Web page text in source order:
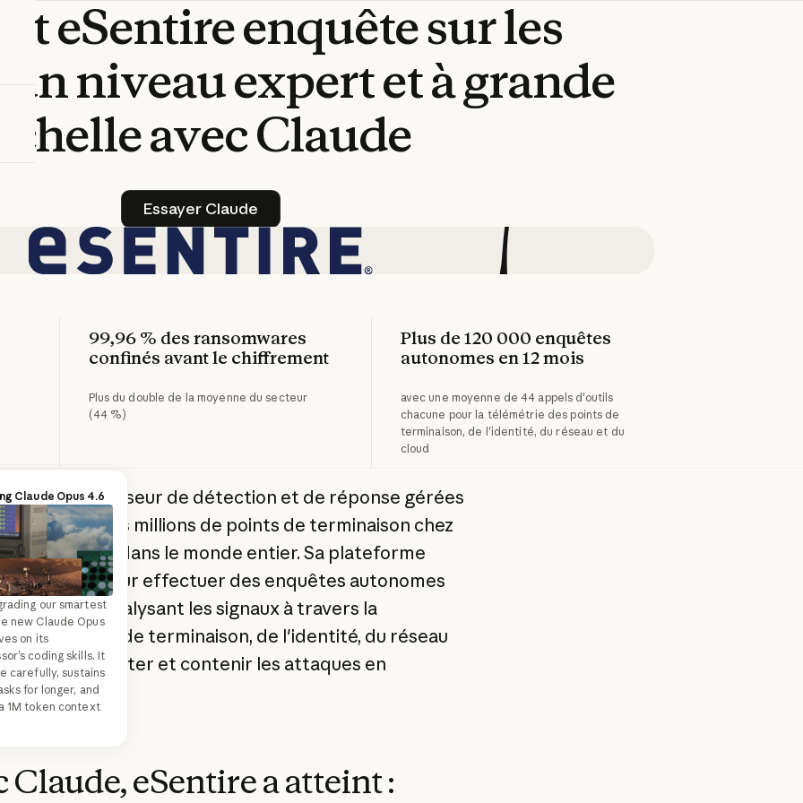
eSentireenquêtesurles
unniveauexpertetàgrande
échelleavecClaude
Essayer Claude
Essayer Claude
99,96 % des ransomwares
confinés avant le chiffrement
Plus du double de la moyenne du secteur
(44 %)
Plus de 120 000 enquêtes
autonomes en 12 mois
avec une moyenne de 44 appels d'outils
chacune pour la télémétrie des points de
terminaison, de l'identité, du réseau et du
cloud
Claude Opus 4.6
our smartest
new Claude Opus
on its
coding skills. It
carefully, sustains
for longer, and
1M token context
est un fournisseur de détection et de réponse gérées
qui protège des millions de points de terminaison chez
de clients dans le monde entier. Sa plateforme
Claude pour effectuer des enquêtes autonomes
en analysant les signaux à travers la
des points de terminaison, de l'identité, du réseau
pour détecter et contenir les attaques en
minutes.
Claude, eSentire a atteint :